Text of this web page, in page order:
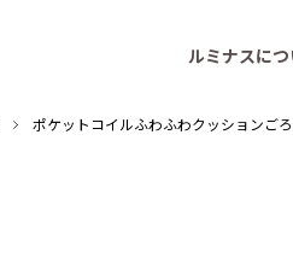
ルミナスに
ポケットコイルふわふわクッションご